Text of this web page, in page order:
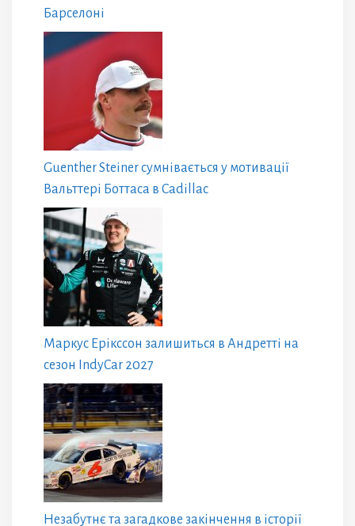
Барселоні
Guenther Steiner сумнівається у мотивації
Вальттері Боттаса в Cadillac
Маркус Ерікссон залишиться в Андретті на
сезон IndyCar 2027
Незабутнє та загадкове закінчення в історії